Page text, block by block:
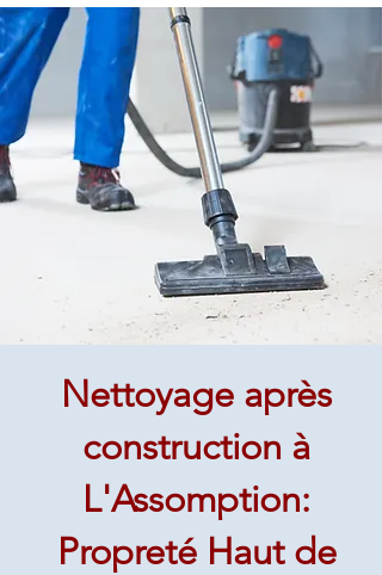
Nettoyage après
construction à
L'Assomption:
Propreté Haut de